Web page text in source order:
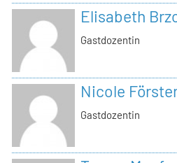
Elisabeth
Gastdozentin
Nicole
Gastdozentin